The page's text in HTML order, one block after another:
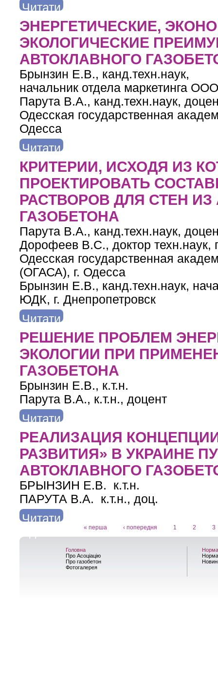
Читати
далі
ВОЗВЕДЕНИИ ОБЬЕКТОВ
ЭНЕРГЕТИЧЕСКИЕ,
ЭКОЛОГИЧЕСКИЕ
АВТОКЛАВНОГО
Брынзин Е.В., канд.техн.наук,
начальник отдела маркетинга
Парута В.А., канд.техн.наук,
Одесская государственная
Одесса
Читати
далі
КРИТЕРИИ, ИСХОДЯ ИЗ
ПРОЕКТИРОВАТЬ
РАСТВОРОВ ДЛЯ СТЕН
ГАЗОБЕТОНА
Парута В.А., канд.техн.наук,
Дорофеев В.С., доктор техн.наук,
Одесская государственная
(ОГАСА), г. Одесса
Брынзин Е.В., канд.техн.наук,
ЮДК, г. Днепропетровск
Читати
далі
РЕШЕНИЕ ПРОБЛЕМ
ЭКОЛОГИИ ПРИ
ГАЗОБЕТОНА
Брынзин Е.В., к.т.н.
Парута В.А., к.т.н., доцент
Читати
далі
РЕАЛИЗАЦИЯ
РАЗВИТИЯ» В УКРАИНЕ
АВТОКЛАВНОГО
БРЫНЗИН Е.В. к.т.н.
ПАРУТА В.А. к.т.н., доц.
Читати
про РЕАЛИЗАЦИЯ КОНЦЕПЦИИ «УСТОЙЧИВОГО
« перша ‹ попередня 1 2 3
Головна
Про Асоціацію
Про газобетон
Фотогалерея